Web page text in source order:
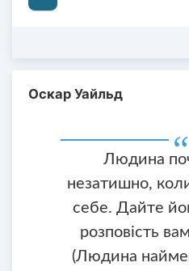
Оскар Уайльд
Людина
незатишно,
себе. Дайте
розповість
(Людина